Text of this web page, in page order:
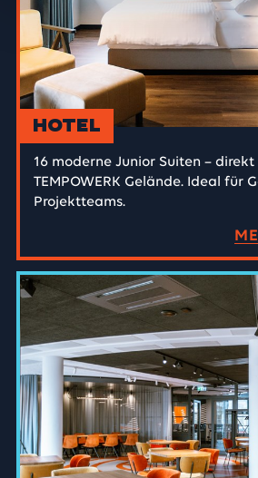
Hotel
16 moderne Junior Suiten –
TEMPOWERK Gelände. Ideal für
Projektteams.